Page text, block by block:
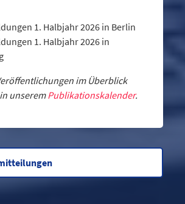
1. Halbjahr 2026 in Berlin
1. Halbjahr 2026 in
im Überblick
unseremPublikationskalender.